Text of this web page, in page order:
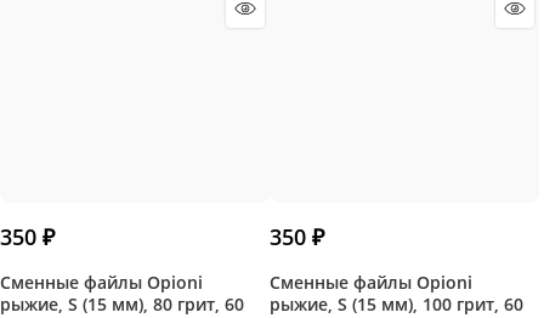
350 ₽
Сменные файлы Opioni
рыжие, S (15 мм), 80 грит, 60
350 ₽
Сменные файлы Opioni
рыжие, S (15 мм), 100 грит, 60